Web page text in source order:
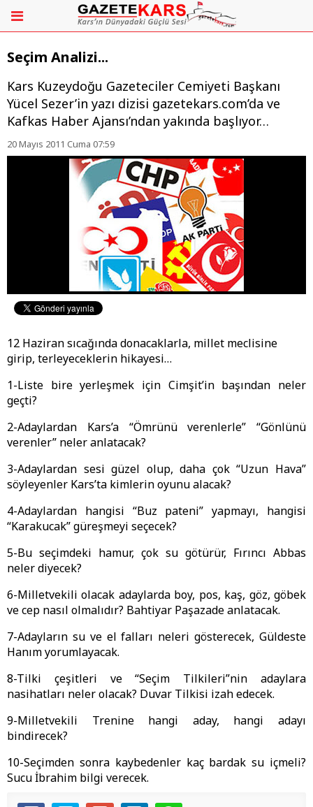
Seçim Analizi...
Kars Kuzeydoğu Gazeteciler Cemiyeti Başkanı
Yücel Sezer’in yazı dizisi gazetekars.com’da ve
Kafkas Haber Ajansı’ndan yakında başlıyor…
20 Mayıs 2011 Cuma 07:59
12 Haziran sıcağında donacaklarla, millet meclisine
girip, terleyeceklerin hikayesi…
1-Liste bire yerleşmek için Cimşit’in başından neler
geçti?
2-Adaylardan Kars’a “Ömrünü verenlerle” “Gönlünü
verenler” neler anlatacak?
3-Adaylardan sesi güzel olup, daha çok “Uzun Hava”
söyleyenler Kars’ta kimlerin oyunu alacak?
4-Adaylardan hangisi “Buz pateni” yapmayı, hangisi
“Karakucak” güreşmeyi seçecek?
5-Bu seçimdeki hamur, çok su götürür, Fırıncı Abbas
neler diyecek?
6-Milletvekili olacak adaylarda boy, pos, kaş, göz, göbek
ve cep nasıl olmalıdır? Bahtiyar Paşazade anlatacak.
7-Adayların su ve el falları neleri gösterecek, Güldeste
Hanım yorumlayacak.
8-Tilki çeşitleri ve “Seçim Tilkileri”nin adaylara
nasihatları neler olacak? Duvar Tilkisi izah edecek.
9-Milletvekili Trenine hangi aday, hangi adayı
bindirecek?
10-Seçimden sonra kaybedenler kaç bardak su içmeli?
Sucu İbrahim bilgi verecek.